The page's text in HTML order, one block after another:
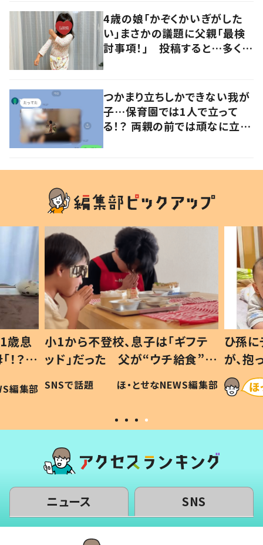
4歳の娘「かぞくかいぎがした
い」まさかの議題に父親「最検
討事項！」 投稿すると…多くの
つかまり立ちしかできない我が
子…保育園では1人で立って
る！？ 両親の前では頑なに立た
歳息
？」
編集部
小1から不登校、息子は「ギフテ
ッド」だった 父が“ウチ給食”を
作り続ける理由とは #令和の親
#令和の子
SNSで話題 ほ・とせなNEWS編集部
ひ孫
が、
「涙が
い」
ニュース SNS